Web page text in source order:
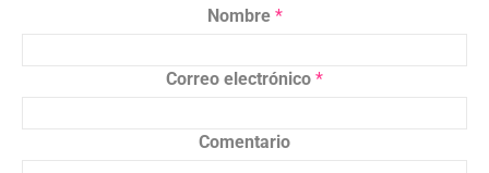
Nombre *
Correo electrónico *
Comentario